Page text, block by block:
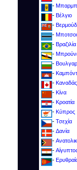
-
- Βέλγιο
-
-
- Βραζιλία
-
-
-
- Καναδάς
- Κίνα
- Κροατία
- Kύπρος
- Τσεχία
- Δανία
-
-
-